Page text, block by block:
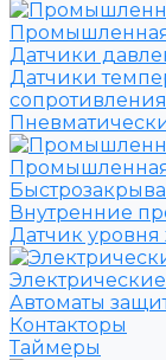
Промышленная
Датчики
Датчики
Промышленная
Внутренние
Датчик
Автоматы
Контакторы
Таймеры